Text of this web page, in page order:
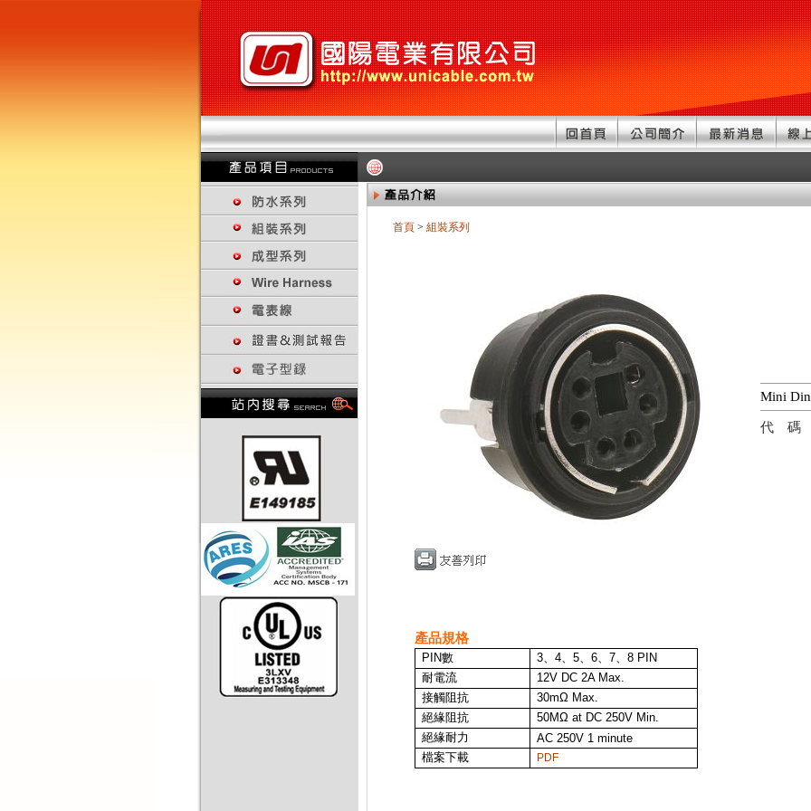
首頁 > 組裝系列
Mini
代碼
產品規格
PIN數 3、4、5、6、7、8 PIN
耐電流
12V DC 2A Max.
接觸阻抗
30mΩ Max.
絕緣阻抗
50MΩ at DC 250V Min.
絕緣耐力
AC 250V 1 minute
檔案下載
PDF